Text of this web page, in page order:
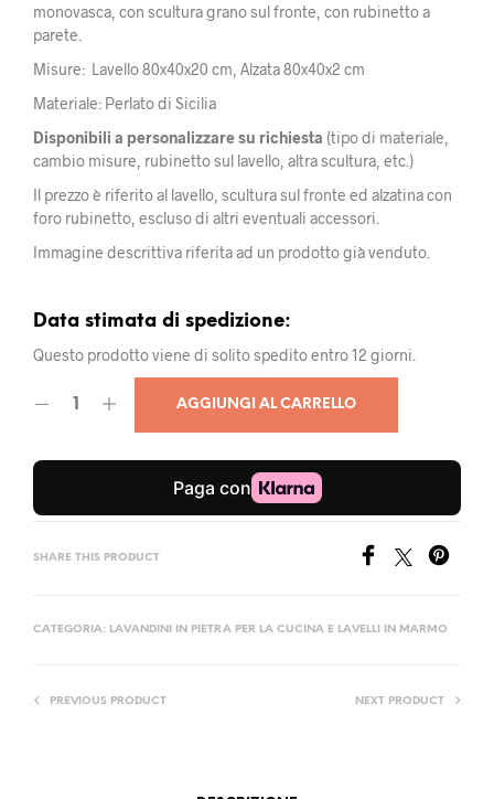
monovasca, con scultura grano sul fronte, con rubinetto a
parete.
Misure: Lavello 80x40x20 cm, Alzata 80x40x2 cm
Materiale: Perlato di Sicilia
Disponibili a personalizzare su richiesta (tipo di materiale,
cambio misure, rubinetto sul lavello, altra scultura, etc.)
Il prezzo è riferito al lavello, scultura sul fronte ed alzatina con
foro rubinetto, escluso di altri eventuali accessori.
Immagine descrittiva riferita ad un prodotto già venduto.
Data stimata di spedizione:
Questo prodotto viene di solito spedito entro 12 giorni.
AGGIUNGI AL CARRELLO
SHARE THIS PRODUCT
CATEGORIA: LAVANDINI IN PIETRA PER LA CUCINA E LAVELLI IN MARMO
PREVIOUS PRODUCT NEXT PRODUCT